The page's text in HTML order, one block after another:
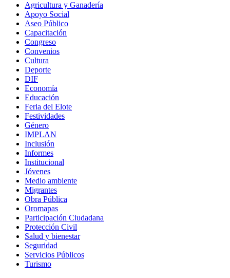
Agricultura y Ganadería
Apoyo Social
Aseo Público
Capacitación
Congreso
Convenios
Cultura
Deporte
DIF
Economía
Educación
Feria del Elote
Festividades
Género
IMPLAN
Inclusión
Informes
Institucional
Jóvenes
Medio ambiente
Migrantes
Obra Pública
Oromapas
Participación Ciudadana
Protección Civil
Salud y bienestar
Seguridad
Servicios Públicos
Turismo